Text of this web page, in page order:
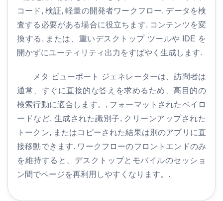
コード, 検証, 軽量の開発者ワークフロー. データを検
査する必要がある場合に役立ちます, コンテンツを変
換する, または、重いデスクトップ ツールや IDE を
開かずにユーティリティ出力をすばやく生成します.
メタ ビューポート ジェネレーターは、訪問者は
通常、すぐに直接的な答えを求めるため、高目的の
検索行動に適合します。, フォーマットされたペイロ
ードなど, 生成された識別子, クリーンアップされた
トークン, またはコピーされた結果は別のアプリに直
接移動できます. ワークフローのフロントエンドのみ
を維持すると、デスクトップとモバイルのセッショ
ン間でページを再利用しやすくなります。.